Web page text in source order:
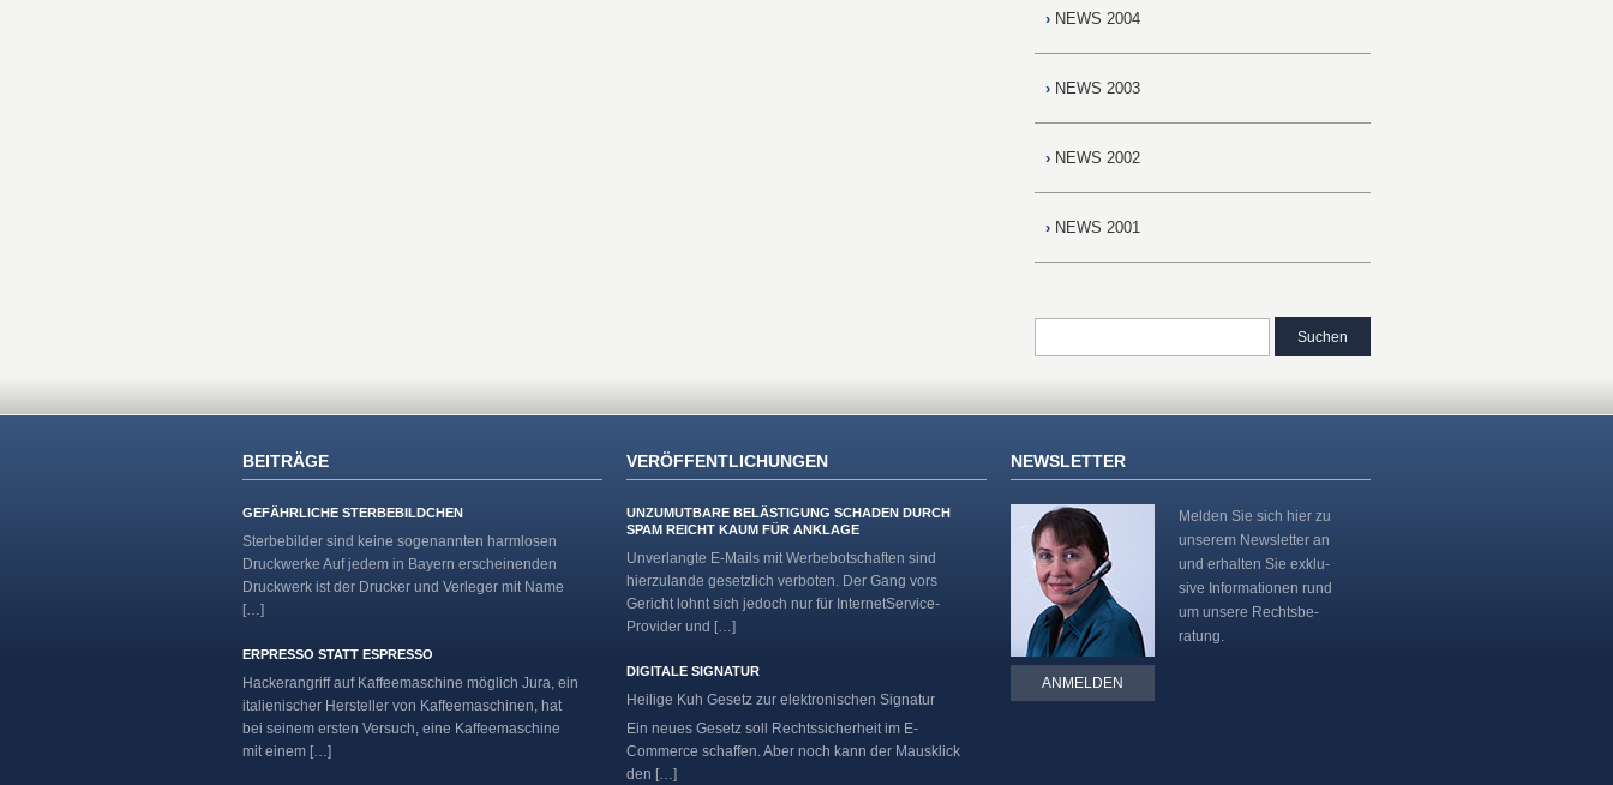
› NEWS 2004
› NEWS 2003
› NEWS 2002
› NEWS 2001
BEITRÄGE
GEFÄHRLICHE STERBEBILDCHEN
Sterbebilder sind keine sogenannten harmlosen
Druckwerke Auf jedem in Bayern erscheinenden
Druckwerk ist der Drucker und Verleger mit Name
[…]
ERPRESSO STATT ESPRESSO
Hackerangriff auf Kaffeemaschine möglich Jura, ein
italienischer Hersteller von Kaffeemaschinen, hat
bei seinem ersten Versuch, eine Kaffeemaschine
mit einem […]
VERÖFFENTLICHUNGEN
UNZUMUTBARE BELÄSTIGUNG SCHADEN DURCH
SPAM REICHT KAUM FÜR ANKLAGE
Unverlangte E-Mails mit Werbebotschaften sind
hierzulande gesetzlich verboten. Der Gang vors
Gericht lohnt sich jedoch nur für InternetService-
Provider und […]
DIGITALE SIGNATUR
Heilige Kuh Gesetz zur elektronischen Signatur
Ein neues Gesetz soll Rechtssicherheit im E-
Commerce schaffen. Aber noch kann der Mausklick
den […]
NEWSLETTER
ANMELDEN
Melden Sie sich hier zu
unserem Newsletter an
und erhalten Sie exklu-
sive Informationen rund
um unsere Rechtsbe-
ratung.